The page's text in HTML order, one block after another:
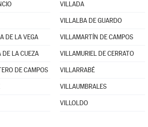
VILLADA
VILLALBA DE GUARDO
DE LA VEGA VILLAMARTÍN DE CAMPOS
DE LA CUEZA VILLAMURIEL DE CERRATO
DE CAMPOS VILLARRABÉ
VILLAUMBRALES
VILLOLDO